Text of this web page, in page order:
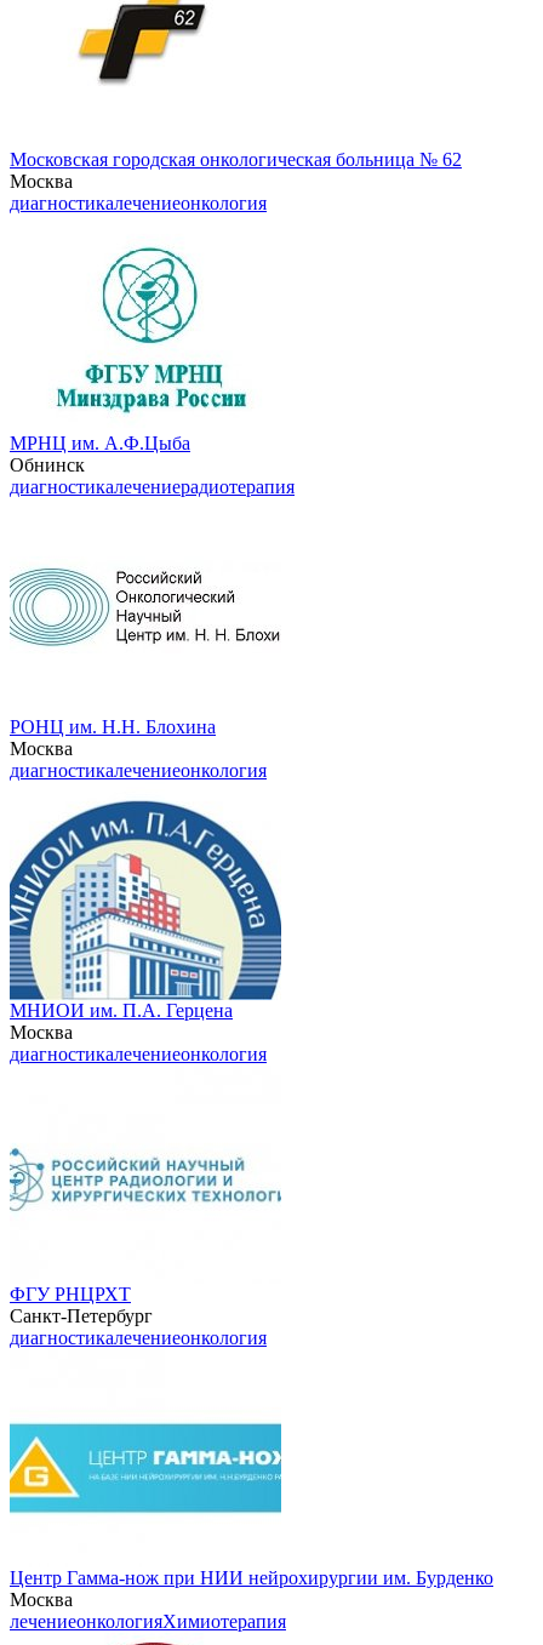
Московская городская онкологическая больница № 62
Москва
диагностикалечениеонкология
МРНЦ им. А.Ф.Цыба
Обнинск
диагностикалечениерадиотерапия
РОНЦ им. Н.Н. Блохина
Москва
диагностикалечениеонкология
МНИОИ им. П.А. Герцена
Москва
диагностикалечениеонкология
ФГУ РНЦРХТ
Санкт-Петербург
диагностикалечениеонкология
Центр Гамма-нож при НИИ нейрохирургии им. Бурденко
Москва
лечениеонкологияХимиотерапия